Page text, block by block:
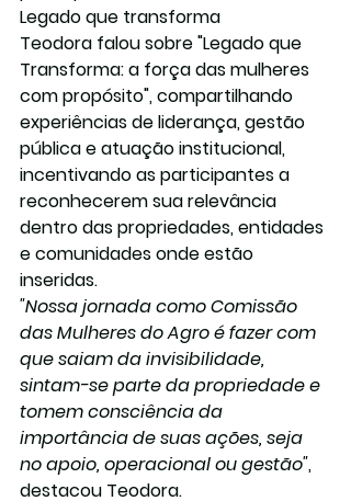
Legado que transforma
Teodora falou sobre "Legado que
Transforma: a força das mulheres
com propósito", compartilhando
experiências de liderança, gestão
pública e atuação institucional,
incentivando as participantes a
reconhecerem sua relevância
dentro das propriedades, entidades
e comunidades onde estão
inseridas.
"Nossa jornada como Comissão
das Mulheres do Agro é fazer com
que saiam da invisibilidade,
sintam-se parte da propriedade e
tomem consciência da
importância de suas ações, seja
no apoio, operacional ou gestão",
destacou Teodora.